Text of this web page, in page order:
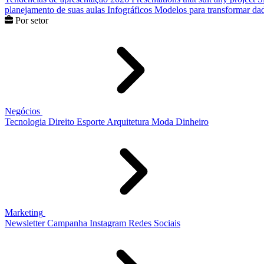
planejamento de suas aulas Infográficos Modelos para transformar
Por setor
Negócios
Tecnologia Direito Esporte Arquitetura Moda Dinheiro
Marketing
Newsletter Campanha Instagram Redes Sociais